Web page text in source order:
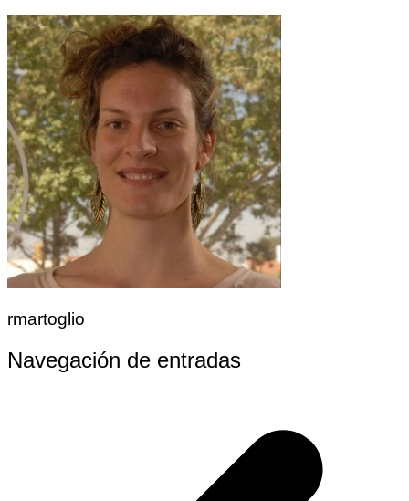
rmartoglio
Navegación de entradas